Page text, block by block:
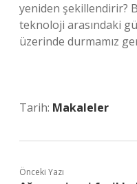
yeniden şekillendirir?
teknoloji arasındaki
üzerinde durmamız
Tarih: Makaleler
Önceki Yazı